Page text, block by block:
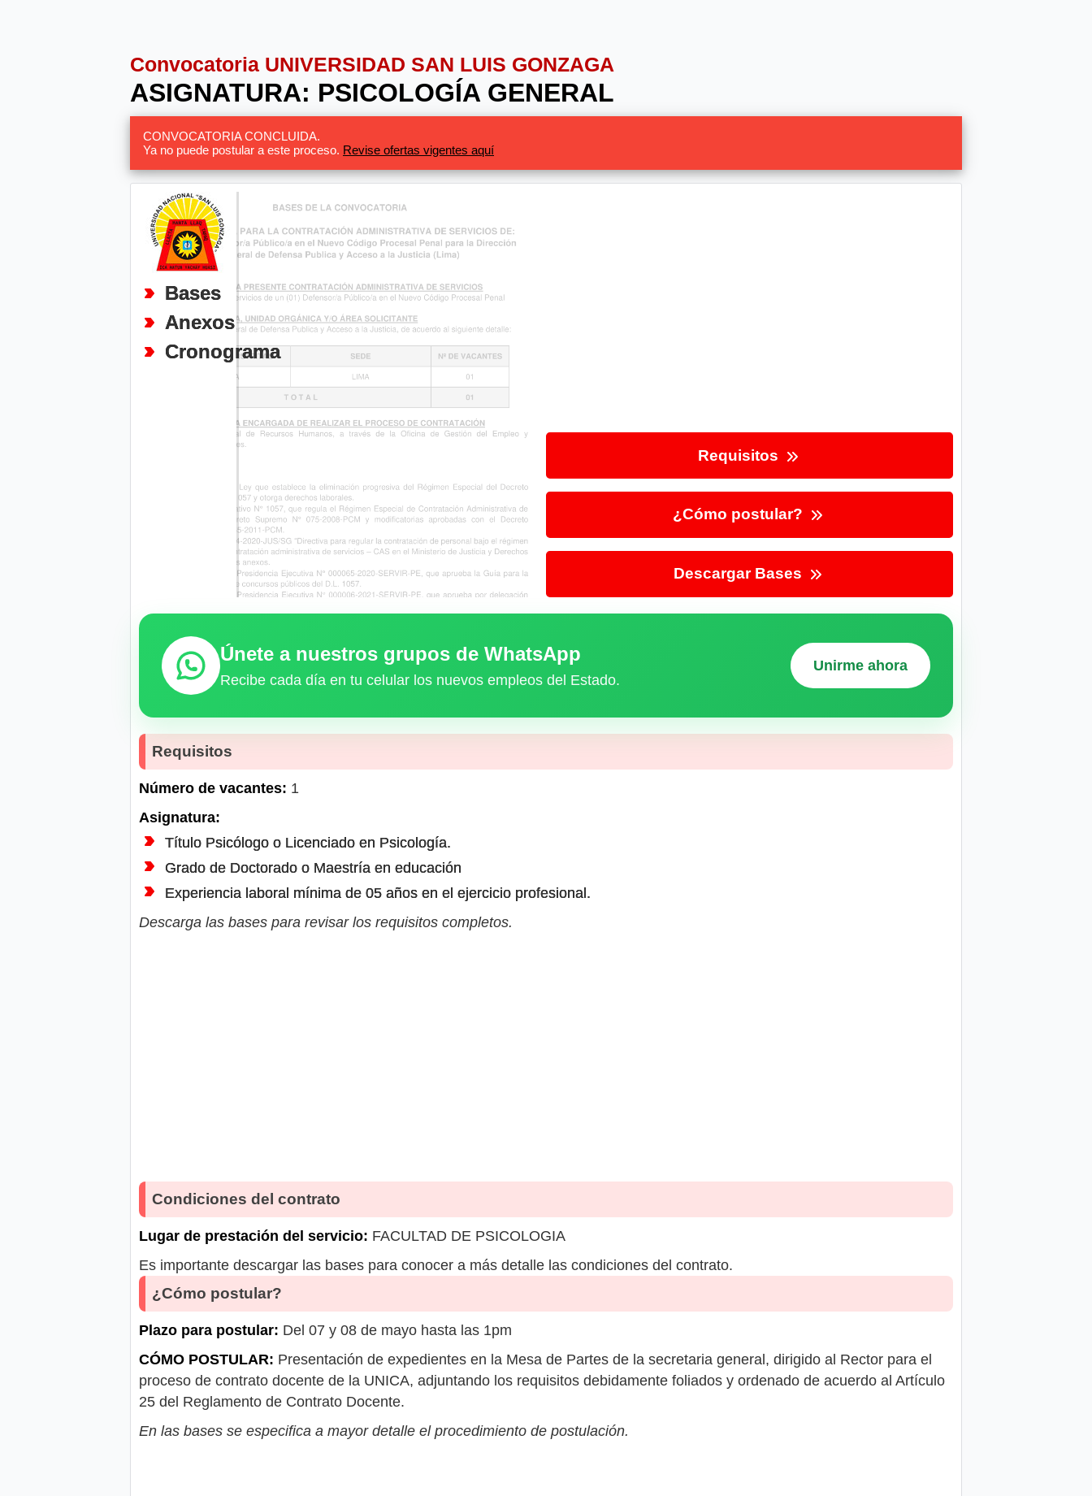
Convocatoria UNIVERSIDAD SAN LUIS GONZAGA
ASIGNATURA: PSICOLOGÍA GENERAL
CONVOCATORIA CONCLUIDA.
Ya no puede postular a este proceso. Revise ofertas vigentes aquí
Bases
Anexos
Cronograma
Requisitos
¿Cómo postular?
Descargar Bases
Únete a nuestros grupos de WhatsApp
Recibe cada día en tu celular los nuevos empleos del Estado.
Unirme ahora
Requisitos
Número de vacantes: 1
Asignatura:
Título Psicólogo o Licenciado en Psicología.
Grado de Doctorado o Maestría en educación
Experiencia laboral mínima de 05 años en el ejercicio profesional.
Descarga las bases para revisar los requisitos completos.
Condiciones del contrato
Lugar de prestación del servicio: FACULTAD DE PSICOLOGIA
Es importante descargar las bases para conocer a más detalle las condiciones del contrato.
¿Cómo postular?
Plazo para postular: Del 07 y 08 de mayo hasta las 1pm
CÓMO POSTULAR: Presentación de expedientes en la Mesa de Partes de la secretaria general, dirigido al Rector para el
proceso de contrato docente de la UNICA, adjuntando los requisitos debidamente foliados y ordenado de acuerdo al Artículo
25 del Reglamento de Contrato Docente.
En las bases se especifica a mayor detalle el procedimiento de postulación.